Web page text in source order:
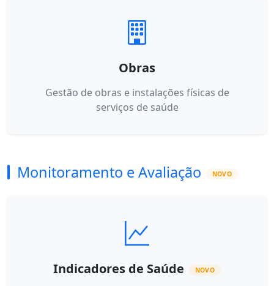
Obras
Gestão de obras e instalações físicas de
serviços de saúde
Monitoramento e Avaliação NOVO
Indicadores de Saúde NOVO